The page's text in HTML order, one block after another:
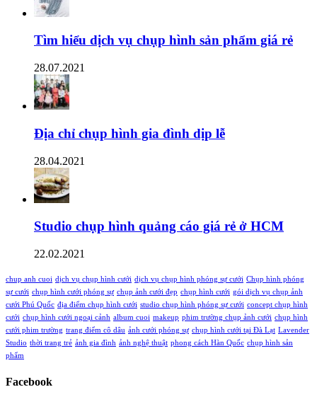
Tìm hiểu dịch vụ chụp hình sản phẩm giá rẻ
28.07.2021
Địa chỉ chụp hình gia đình dịp lễ
28.04.2021
Studio chụp hình quảng cáo giá rẻ ở HCM
22.02.2021
chup anh cuoi dịch vụ chụp hình cưới dịch vụ chụp hình phóng sự cưới Chụp hình phóng
sự cưới chụp hình cưới phóng sự chụp ảnh cưới đẹp chụp hình cưới gói dịch vụ chụp ảnh
cưới Phú Quốc địa điểm chụp hình cưới studio chụp hình phóng sự cưới concept chụp hình
cưới chụp hình cưới ngoại cảnh album cuoi makeup phim trường chụp ảnh cưới chụp hình
cưới phim trường trang điểm cô dâu ảnh cưới phóng sự chụp hình cưới tại Đà Lạt Lavender
Studio thời trang trẻ ảnh gia đình ảnh nghệ thuật phong cách Hàn Quốc chụp hình sản
phẩm
Facebook